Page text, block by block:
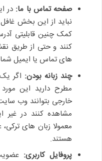
صفحه تماس با ما: در
نباید از این بخش غافل
کمک چنین قابلیتی
کنند و حتی از طریق
های تماس یا ایمیل
چند زبانه بودن: اگر
مطرح دارید این
خارجی بتوانند وب
مشاهده کنند در غیر
معمولا زبان های
هستند.
پروفایل کاربری: